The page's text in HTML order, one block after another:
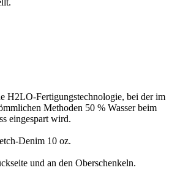
H2LO-Fertigungstechnologie, bei der im
Methoden 50 % Wasser beim
eingespart wird.
Denim 10 oz.
und an den Oberschenkeln.